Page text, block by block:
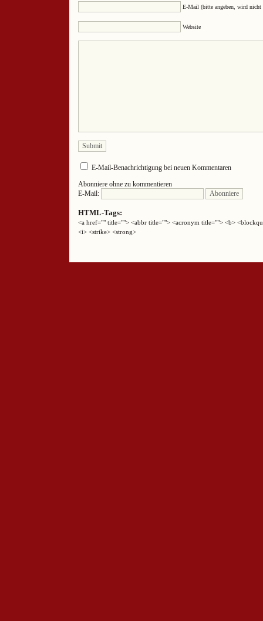
E-Mail (bitte angeben, wird nicht
Website
E-Mail-Benachrichtigung bei neuen Kommentaren
Abonniere ohne zu kommentieren
E-Mail:
HTML-Tags:
<a href="" title=""> <abbr title=""> <acronym title=""> <b>
<i> <strike> <strong>